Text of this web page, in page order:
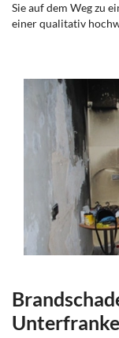
Sie auf dem Weg zu
einer qualitativ